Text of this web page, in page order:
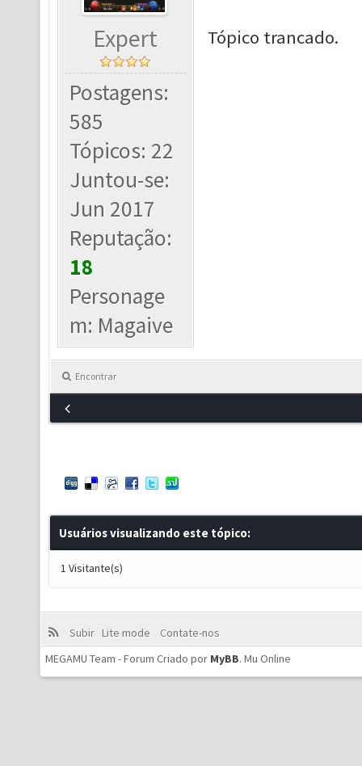
Expert
Postagens:
585
Tópicos: 22
Juntou-se:
Jun 2017
Reputação:
18
Personage
m: Magaive
Tópico trancado.
Encontrar
Usuários visualizando este tópico:
1 Visitante(s)
Subir Lite mode
Contate-nos
MEGAMU Team - Forum Criado por MyBB. Mu Online